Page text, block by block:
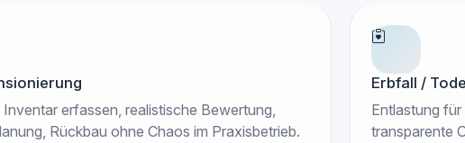
erfassen, realistische Bewertung,
Rückbau ohne Chaos im Praxisbetrieb.
Erbfall /
Entlastung
transparente